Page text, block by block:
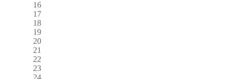
16
17
18
19
20
21
22
23
24